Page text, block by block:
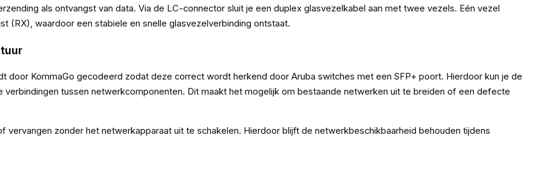
als ontvangst van data. Via de LC-connector sluit je een duplex glasvezelkabel aan met twee vezels. Eén vezel
(RX), waardoor een stabiele en snelle glasvezelverbinding ontstaat.
door KommaGo gecodeerd zodat deze correct wordt herkend door Aruba switches met een SFP+ poort. Hierdoor kun je de
tussen netwerkcomponenten. Dit maakt het mogelijk om bestaande netwerken uit te breiden of een defecte
vervangen zonder het netwerkapparaat uit te schakelen. Hierdoor blijft de netwerkbeschikbaarheid behouden tijdens